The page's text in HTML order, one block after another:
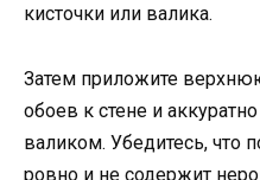
кисточки или валика.
Затем приложите
обоев к стене и
валиком. Убедитесь, что
ровно и не содержит